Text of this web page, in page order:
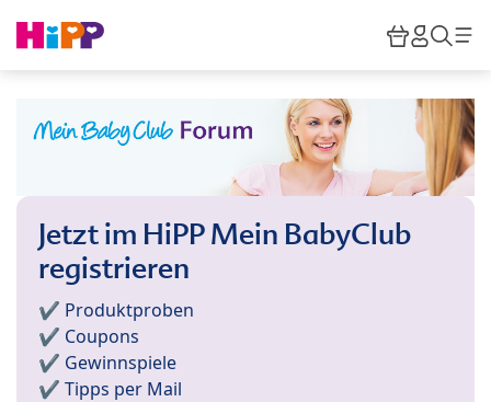
HiPP
Jetzt im HiPP Mein BabyClub
registrieren
✔️ Produktproben
✔️ Coupons
✔️ Gewinnspiele
✔️ Tipps per Mail